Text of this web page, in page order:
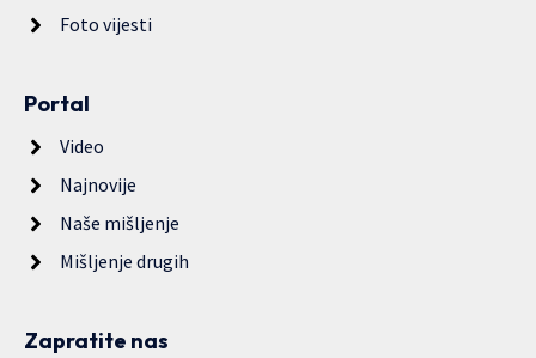
Foto vijesti
Portal
Video
Najnovije
Naše mišljenje
Mišljenje drugih
Zapratite nas